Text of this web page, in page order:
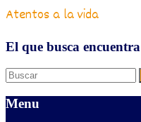
Atentos a la vida
El que busca encuentra
Menu